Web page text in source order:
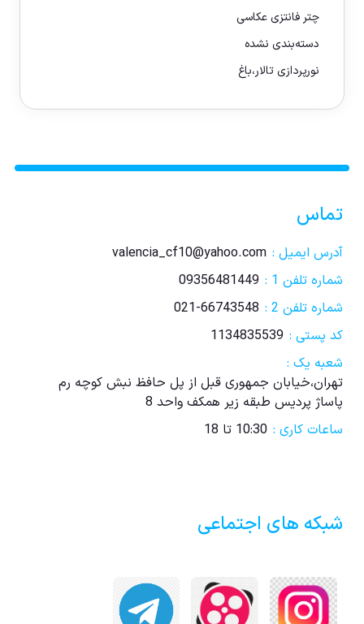
چتر فانتزی عکاسی
دسته‌بندی نشده
نورپردازی تالار،باغ
تماس
آدرس ایمیل : valencia_cf10@yahoo.com
شماره تلفن 1 :
09356481449
شماره تلفن 2 :
021-66743548
کد پستی : 1134835539
شعبه یک :
تهران،خیابان جمهوری قبل از پل حافظ نبش کوچه رم
پاساژ پردیس طبقه زیر همکف واحد 8
ساعات کاری : 10:30 تا 18
شبکه های اجتماعی